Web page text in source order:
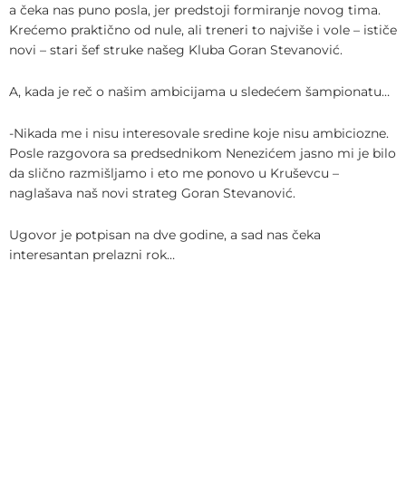
a čeka nas puno posla, jer predstoji formiranje novog tima.
Krećemo praktično od nule, ali treneri to najviše i vole – ističe
novi – stari šef struke našeg Kluba Goran Stevanović.
A, kada je reč o našim ambicijama u sledećem šampionatu…
-Nikada me i nisu interesovale sredine koje nisu ambiciozne.
Posle razgovora sa predsednikom Nenezićem jasno mi je bilo
da slično razmišljamo i eto me ponovo u Kruševcu –
naglašava naš novi strateg Goran Stevanović.
Ugovor je potpisan na dve godine, a sad nas čeka
interesantan prelazni rok…